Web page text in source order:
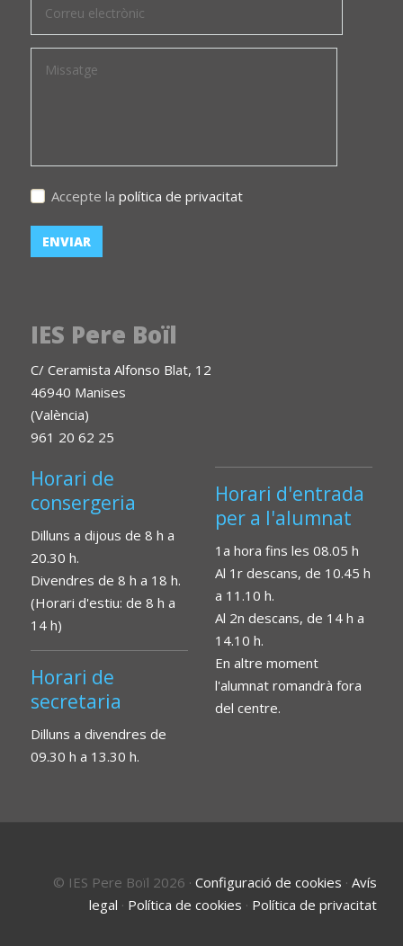
Accepte la política de privacitat
IES Pere Boïl
C/ Ceramista Alfonso Blat, 12
46940 Manises
(València)
961 20 62 25
Horari de
consergeria
Dilluns a dijous de 8 h a
20.30 h.
Divendres de 8 h a 18 h.
(Horari d'estiu: de 8 h a
14 h)
Horari de
secretaria
Dilluns a divendres de
09.30 h a 13.30 h.
Horari d'entrada
per a l'alumnat
1a hora fins les 08.05 h
Al 1r descans, de 10.45 h
a 11.10 h.
Al 2n descans, de 14 h a
14.10 h.
En altre moment
l'alumnat romandrà fora
del centre.
© IES Pere Boïl 2026 · Configuració de cookies · Avís
legal · Política de cookies · Política de privacitat